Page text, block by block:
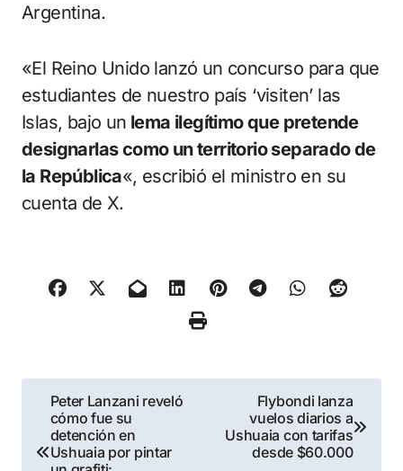
Argentina.
«El Reino Unido lanzó un concurso para que
estudiantes de nuestro país ‘visiten’ las
Islas, bajo un lema ilegítimo que pretende
designarlas como un territorio separado de
la República«, escribió el ministro en su
cuenta de X.
Navegación
de
Peter Lanzani reveló
cómo fue su
detención en
Ushuaia por pintar
Flybondi lanza
vuelos diarios a
Ushuaia con tarifas
desde $60.000